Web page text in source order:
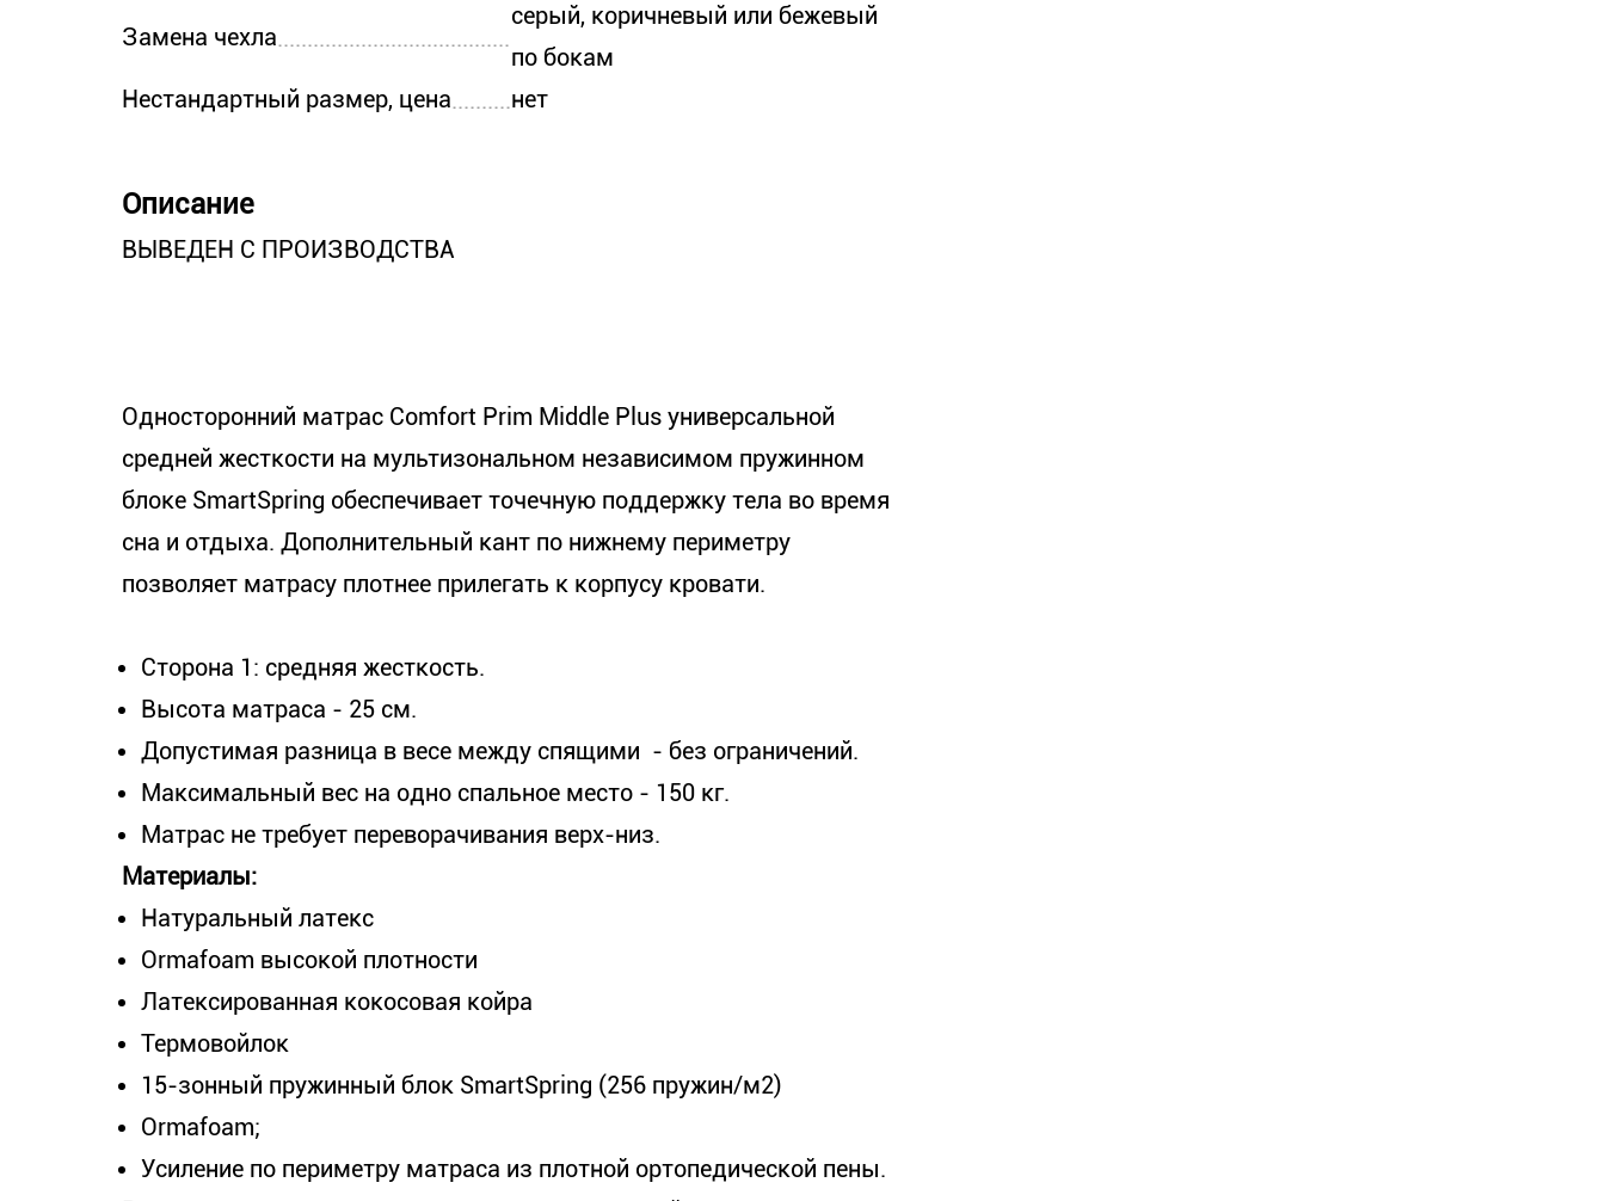
Замена чехла
серый, коричневый или бежевый
по бокам
Нестандартный размер, цена
нет
Описание
ВЫВЕДЕН С ПРОИЗВОДСТВА
Односторонний матрас Comfort Prim Middle Plus универсальной
средней жесткости на мультизональном независимом пружинном
блоке SmartSpring обеспечивает точечную поддержку тела во время
сна и отдыха. Дополнительный кант по нижнему периметру
позволяет матрасу плотнее прилегать к корпусу кровати.
Сторона 1: средняя жесткость.
Высота матраса - 25 см.
Допустимая разница в весе между спящими - без ограничений.
Максимальный вес на одно спальное место - 150 кг.
Матрас не требует переворачивания верх-низ.
Материалы:
Натуральный латекс
Ormafoam высокой плотности
Латексированная кокосовая койра
Термовойлок
15-зонный пружинный блок SmartSpring (256 пружин/м2)
Оrmafoam;
Усиление по периметру матраса из плотной ортопедической пены.